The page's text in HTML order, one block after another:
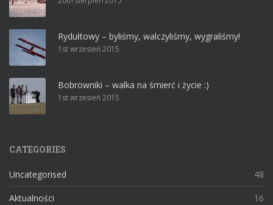
Rydułtowy – byliśmy, walczyliśmy, wygraliśmy!
1st wrzesień 2015
Bobrowniki – walka na śmierć i życie :)
1st wrzesień 2015
CATEGORIES
Uncategorised 48
Aktualności 16